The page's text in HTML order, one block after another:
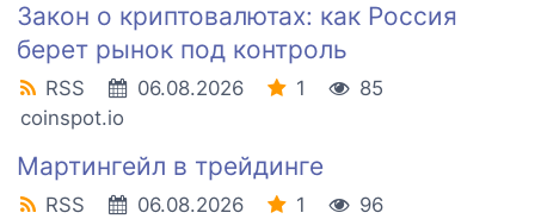
Закон о криптовалютах: как Россия
берет рынок под контроль
RSS 06.08.2026 1
85
coinspot.io
Мартингейл в трейдинге
RSS 06.08.2026 1
96